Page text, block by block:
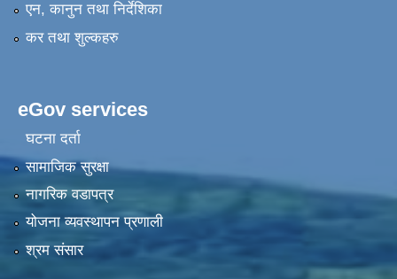
एन, कानुन तथा निर्देशिका
कर तथा शुल्कहरु
eGov services
घटना दर्ता
सामाजिक सुरक्षा
नागरिक वडापत्र
योजना व्यवस्थापन प्रणाली
श्रम संसार